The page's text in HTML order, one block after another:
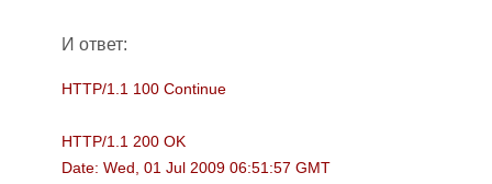
И ответ:
HTTP/1.1 100 Continue
HTTP/1.1 200 OK
Date: Wed, 01 Jul 2009 06:51:57 GMT